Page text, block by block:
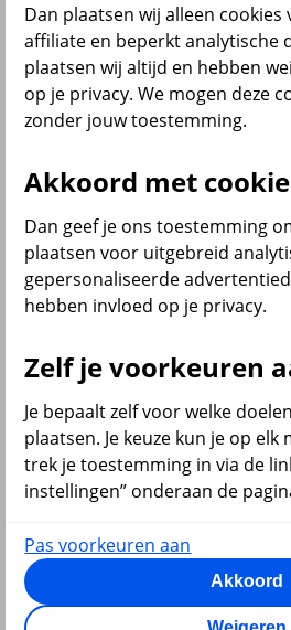
Producten
Voor wie Service & contact
terug
Producten
VvE en Vastgoed
Dan plaatsen wij alleen
affiliate en beperkt analytische
plaatsen wij altijd en hebben
op je privacy. We mogen deze
zonder jouw toestemming.
Akkoord met
Dan geef je ons toestemming
plaatsen voor uitgebreid
gepersonaliseerde
hebben invloed op je privacy.
Zelf je voorkeuren
Je bepaalt zelf voor welke
plaatsen. Je keuze kun je op
trek je toestemming in via de
instellingen” onderaan de
Pas voorkeuren aan
Akkoord